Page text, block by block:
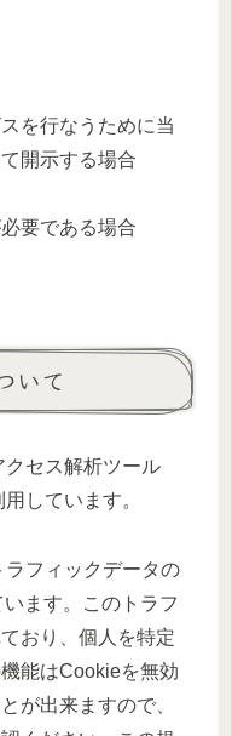
を行なうために当
開示する場合
要である場合
いて
セス解析ツール
しています。
フィックデータの
ます。このトラフ
おり、個人を特定
能はCookieを無効
が出来ますので、